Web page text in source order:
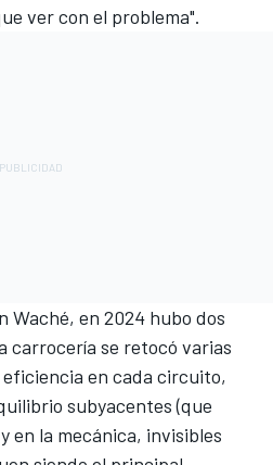
ver con el problema".
Waché, en 2024 hubo dos
carrocería se retocó varias
en cada circuito,
subyacentes (que
en la mecánica, invisibles